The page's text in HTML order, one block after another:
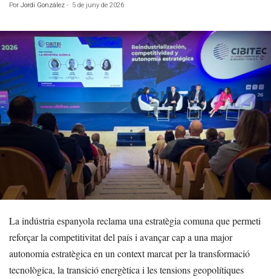
Por Jordi González - 5 de juny de 2026
La indústria espanyola reclama una estratègia comuna que permeti
reforçar la competitivitat del país i avançar cap a una major
autonomia estratègica en un context marcat per la transformació
tecnològica, la transició energètica i les tensions geopolítiques